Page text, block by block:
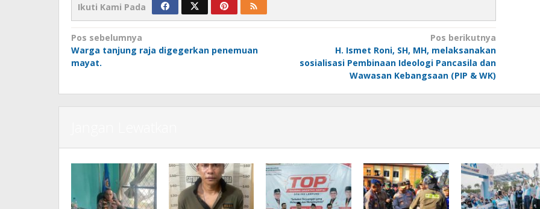
Ikuti Kami Pada
Navigasi
pos
Pos sebelumnya
Warga tanjung raja digegerkan penemuan
mayat.
Pos berikutnya
H. Ismet Roni, SH, MH, melaksanakan
sosialisasi Pembinaan Ideologi Pancasila dan
Wawasan Kebangsaan (PIP & WK)